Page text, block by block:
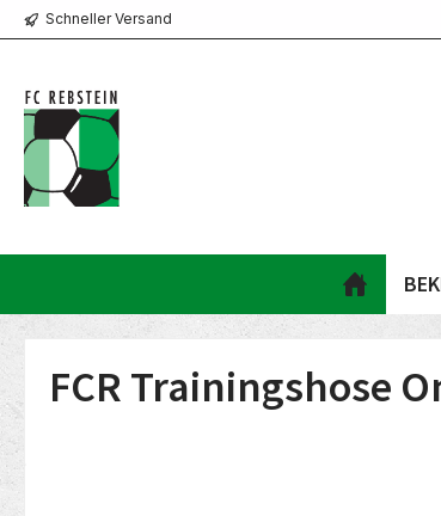
Zur Hauptnavigation springen
Schneller Versand
FCR Trainingshose